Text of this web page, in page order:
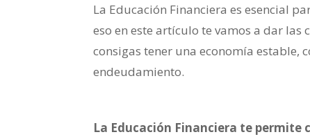
La Educación Financiera es esencial
eso en este artículo te vamos a dar
consigas tener una economía estable,
endeudamiento.
La Educación Financiera te